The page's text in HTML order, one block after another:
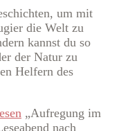
um mit
die Welt zu
kannst du so
der Natur zu
Helfern des
„Aufregung im
nach